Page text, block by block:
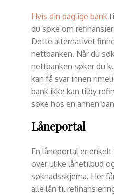
Hvis din daglige bank
du søke om
Dette alternativet
nettbanken. Når du
nettbanken søker du
kan få svar innen
bank ikke kan tilby
søke hos en annen
Låneportal
En låneportal er
over ulike lånetilbud
søknadsskjema. Her
alle lån til